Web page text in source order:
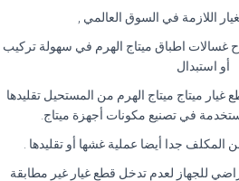
اللازمة في السوق العالمي ,
غسالات اطباق ميتاج الهرم في سهولة تركيب
أو استبدال
غيار ميتاج ميتاج الهرم من المستحيل تقليدها
في تصنيع مكونات أجهزة ميتاج.
جدا أيضا عملية غشها أو تقليدها .
للجهاز لعدم تدخل قطع غيار غير مطابقة